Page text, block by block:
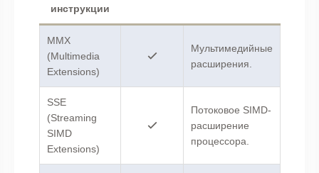
инструкции
MMX
(Multimedia
Extensions)
Мультимедийные
расширения.
SSE
(Streaming
SIMD
Extensions)
Потоковое SIMD-
расширение
процессора.